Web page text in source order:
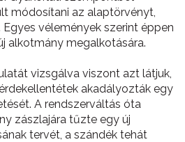
módosítani az alaptörvényt,
vélemények szerint éppen
alkotmány megalkotására.
vizsgálva viszont azt látjuk,
akadályozták egy
A rendszerváltás óta
zászlajára tűzte egy új
tervét, a szándék tehát